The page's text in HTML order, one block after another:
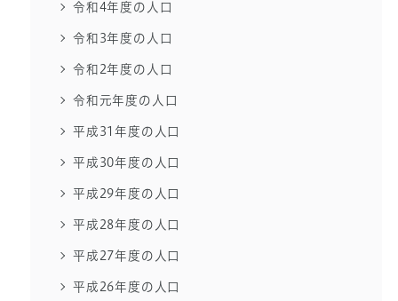
令和4年度の人口
令和3年度の人口
令和2年度の人口
令和元年度の人口
平成31年度の人口
平成30年度の人口
平成29年度の人口
平成28年度の人口
平成27年度の人口
平成26年度の人口